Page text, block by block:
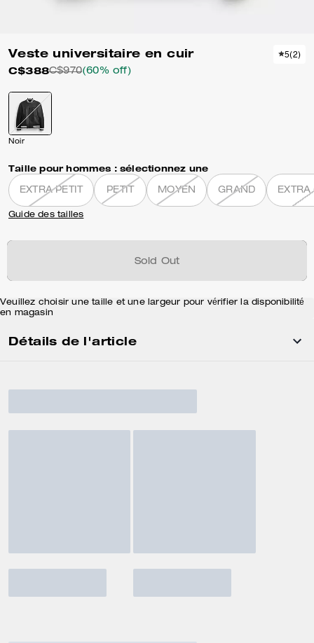
Veste universitaire en cuir
C$388C$970(60% off)
5(2)
Noir
Taille pour hommes : sélectionnez une
EXTRA PETIT PETIT MOYEN GRAND EXTRA
Guide des tailles
Sold Out
Veuillez choisir une taille et une largeur pour vérifier la disponibilité
en magasin
Détails de l'article